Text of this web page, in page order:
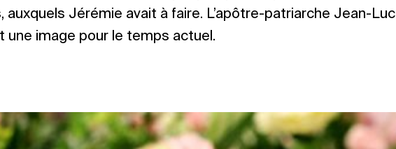
auxquels Jérémie avait à faire. L’apôtre-patriarche Jean-Luc
une image pour le temps actuel.